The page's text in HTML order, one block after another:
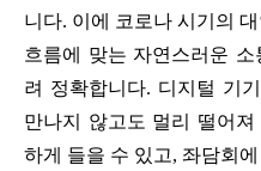
니다. 이에 코로나 시기의
흐름에 맞는 자연스러운
려 정확합니다. 디지털 기
만나지 않고도 멀리 떨어
하게 들을 수 있고, 좌담회